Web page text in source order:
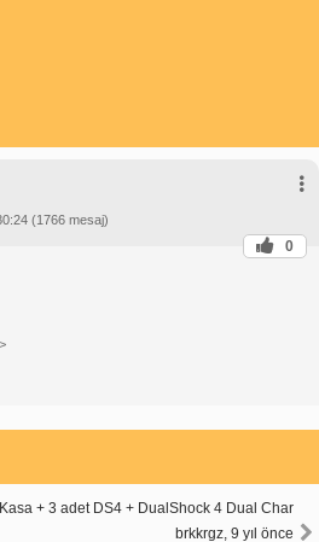
(1766 mesaj)
0
+ 3 adet DS4 + DualShock 4 Dual Char
brkkrgz, 9 yıl önce